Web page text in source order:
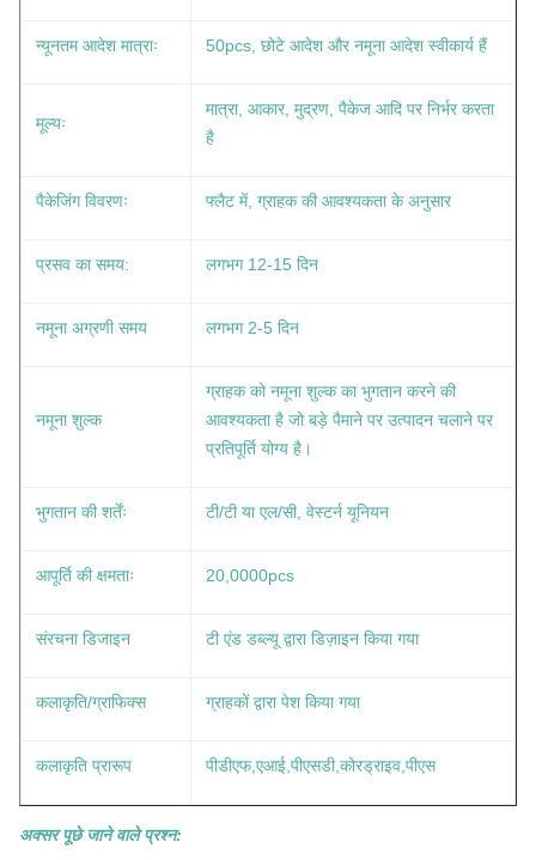
न्यूनतम आदेश मात्राः 50pcs, छोटे आदेश और नमूना आदेश स्वीकार्य हैं
मूल्यः
मात्रा, आकार, मुद्रण, पैकेज आदि पर निर्भर करता
है
पैकेजिंग विवरणः फ्लैट में, ग्राहक की आवश्यकता के अनुसार
प्रसव का समय: लगभग 12-15 दिन
नमूना अग्रणी समय लगभग 2-5 दिन
नमूना शुल्क
ग्राहक को नमूना शुल्क का भुगतान करने की
आवश्यकता है जो बड़े पैमाने पर उत्पादन चलाने पर
प्रतिपूर्ति योग्य है।
भुगतान की शर्तेंः टी/टी या एल/सी, वेस्टर्न यूनियन
आपूर्ति की क्षमताः 20,0000pcs
संरचना डिजाइन टी एंड डब्ल्यू द्वारा डिज़ाइन किया गया
कलाकृति/ग्राफिक्स ग्राहकों द्वारा पेश किया गया
कलाकृति प्रारूप पीडीएफ,एआई,पीएसडी,कोरड्राइव,पीएस
अक्सर पूछे जाने वाले प्रश्न: